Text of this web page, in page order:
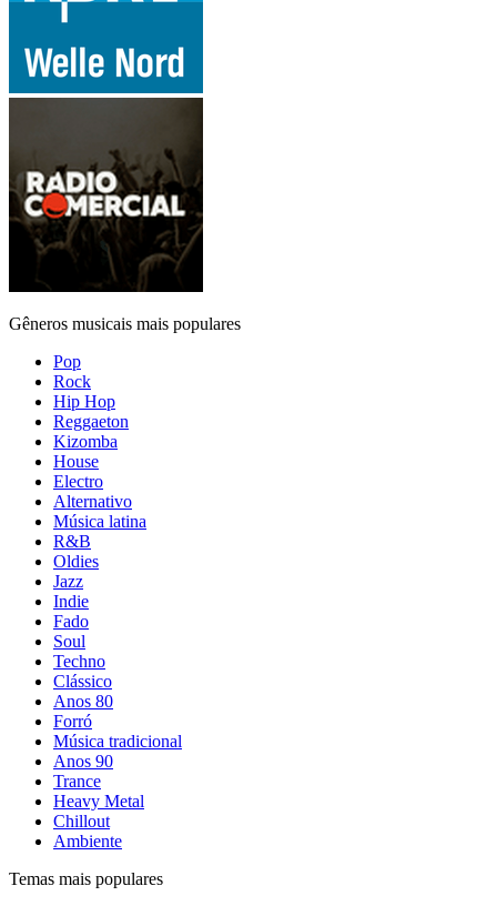
Gêneros musicais mais populares
Pop
Rock
Hip Hop
Reggaeton
Kizomba
House
Electro
Alternativo
Música latina
R&B
Oldies
Jazz
Indie
Fado
Soul
Techno
Clássico
Anos 80
Forró
Música tradicional
Anos 90
Trance
Heavy Metal
Chillout
Ambiente
Temas mais populares